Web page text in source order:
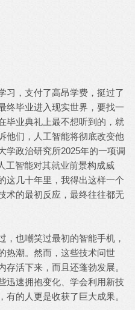
习，支付了高昂学费，挺过了
终毕业进入现实世界，要找一
毕业典礼上最不想听到的，就
他们，人工智能将彻底改变他
学政治研究所2025年的一项调
工智能对其就业前景构成威
这几十年里，我得出这样一个
术的最初反应，最终往往都无
，也嘲笑过最初的智能手机，
热潮。然而，这些技术问世
存活下来，而且还蓬勃发展。
迅速拥抱变化、学会利用新技
有的人更是收获了巨大成果。